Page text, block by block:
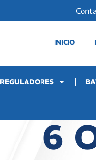
INICIO
REGULADORES
6